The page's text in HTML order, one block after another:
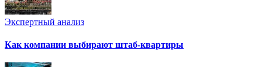
Экспертный анализ
Как компании выбирают штаб-квартиры